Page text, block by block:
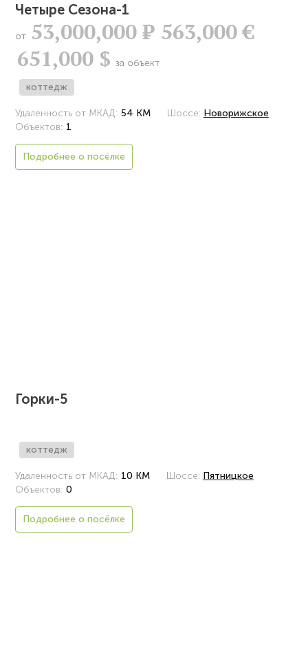
Четыре Сезона-1
от 53,000,000Р 563,000 €
651,000 $ за объект
коттедж
Удаленность от МКАД: 54 КМ Шоссе: Новорижское
Объектов: 1
Подробнее о посёлке
Горки-5
коттедж
Удаленность от МКАД: 10 КМ Шоссе: Пятницкое
Объектов: 0
Подробнее о посёлке